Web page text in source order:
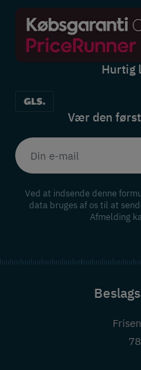
Hurtig
Vær den
Ved at indsende denne
data bruges af os til at
Afmelding